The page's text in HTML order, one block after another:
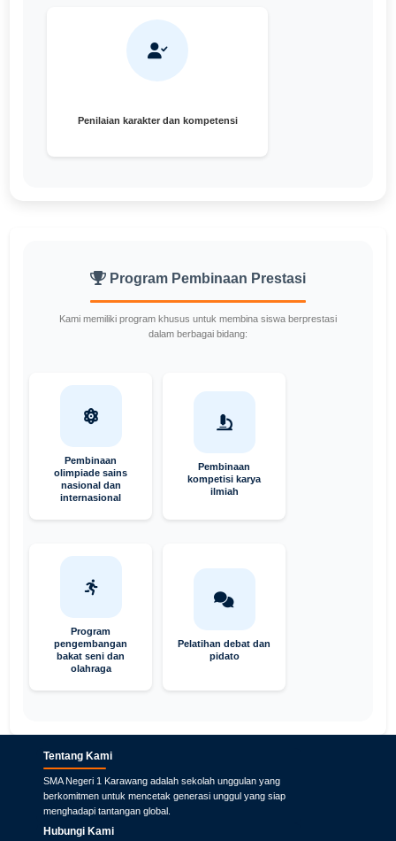
Penilaian karakter dan kompetensi
Program Pembinaan Prestasi
Kami memiliki program khusus untuk membina siswa berprestasi
dalam berbagai bidang:
Pembinaan
olimpiade sains
nasional dan
internasional
Pembinaan
kompetisi karya
ilmiah
Program
pengembangan
bakat seni dan
olahraga
Pelatihan debat dan
pidato
Tentang Kami
SMA Negeri 1 Karawang adalah sekolah unggulan yang
berkomitmen untuk mencetak generasi unggul yang siap
menghadapi tantangan global.
Hubungi Kami